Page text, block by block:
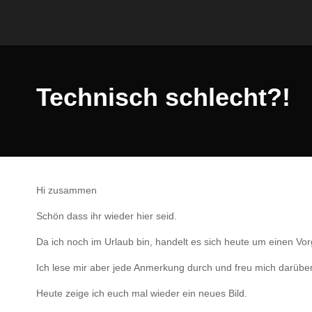
Technisch schlecht?!
Hi zusammen
Schön dass ihr wieder hier seid.
Da ich noch im Urlaub bin, handelt es sich heute um einen
Ich lese mir aber jede Anmerkung durch und freu mich
Heute zeige ich euch mal wieder ein neues Bild.